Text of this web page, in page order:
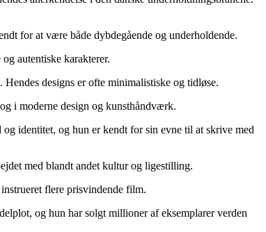
for at være både dybdegående og underholdende.
autentiske karakterer.
designs er ofte minimalistiske og tidløse.
i moderne design og kunsthåndværk.
identitet, og hun er kendt for sin evne til at skrive med
med blandt andet kultur og ligestilling.
flere prisvindende film.
og hun har solgt millioner af eksemplarer verden